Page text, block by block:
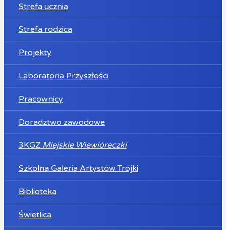
Strefa ucznia
Strefa rodzica
Projekty
Laboratoria Przyszłości
Pracownicy
Doradztwo zawodowe
3KGZ Miejskie Wiewióreczki
Szkolna Galeria Artystów Trójki
Biblioteka
Świetlica